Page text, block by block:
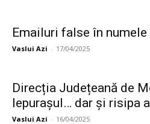
Emailuri false în numele
Vaslui Azi - 17/04/2025
Direcția Județeană de
Iepurașul… dar și risipa
Vaslui Azi - 16/04/2025